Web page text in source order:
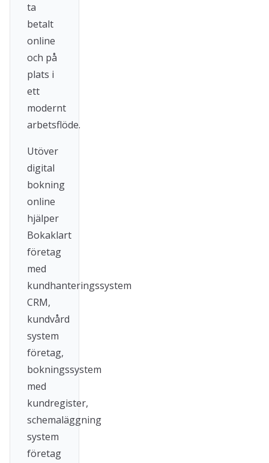
ta
betalt
online
och på
plats i
ett
modernt
arbetsflöde.
Utöver
digital
bokning
online
hjälper
Bokaklart
företag
med
kundhanteringssystem
CRM,
kundvård
system
företag,
bokningssystem
med
kundregister,
schemaläggning
system
företag